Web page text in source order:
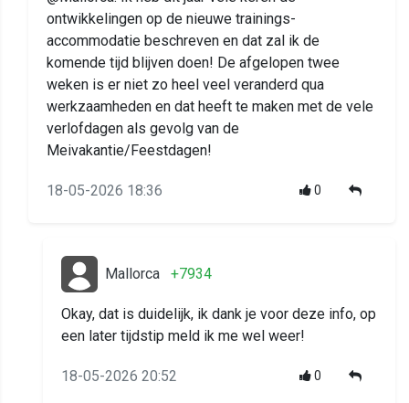
ontwikkelingen op de nieuwe trainings-
accommodatie beschreven en dat zal ik de
komende tijd blijven doen! De afgelopen twee
weken is er niet zo heel veel veranderd qua
werkzaamheden en dat heeft te maken met de vele
verlofdagen als gevolg van de
Meivakantie/Feestdagen!
18-05-2026 18:36 0
Mallorca +7934
Okay, dat is duidelijk, ik dank je voor deze info, op
een later tijdstip meld ik me wel weer!
18-05-2026 20:52 0